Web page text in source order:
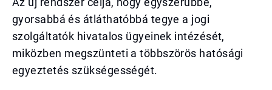
gyorsabbá és átláthatóbbá tegye a jogi
szolgáltatók hivatalos ügyeinek intézését,
miközben megszünteti a többszörös hatósági
egyeztetés szükségességét.